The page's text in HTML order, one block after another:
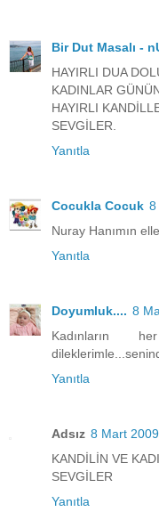
Bir Dut Masalı -
HAYIRLI DUA
KADINLAR
HAYIRLI
SEVGİLER.
Yanıtla
Cocukla Cocuk 8
Nuray Hanımın
Yanıtla
Doyumluk.... 8
Kadınların
Yanıtla
Adsız 8 Mart
KANDİLİN VE
SEVGİLER
Yanıtla